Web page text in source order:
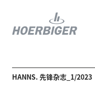
HANNS. 先锋杂志_1/2023